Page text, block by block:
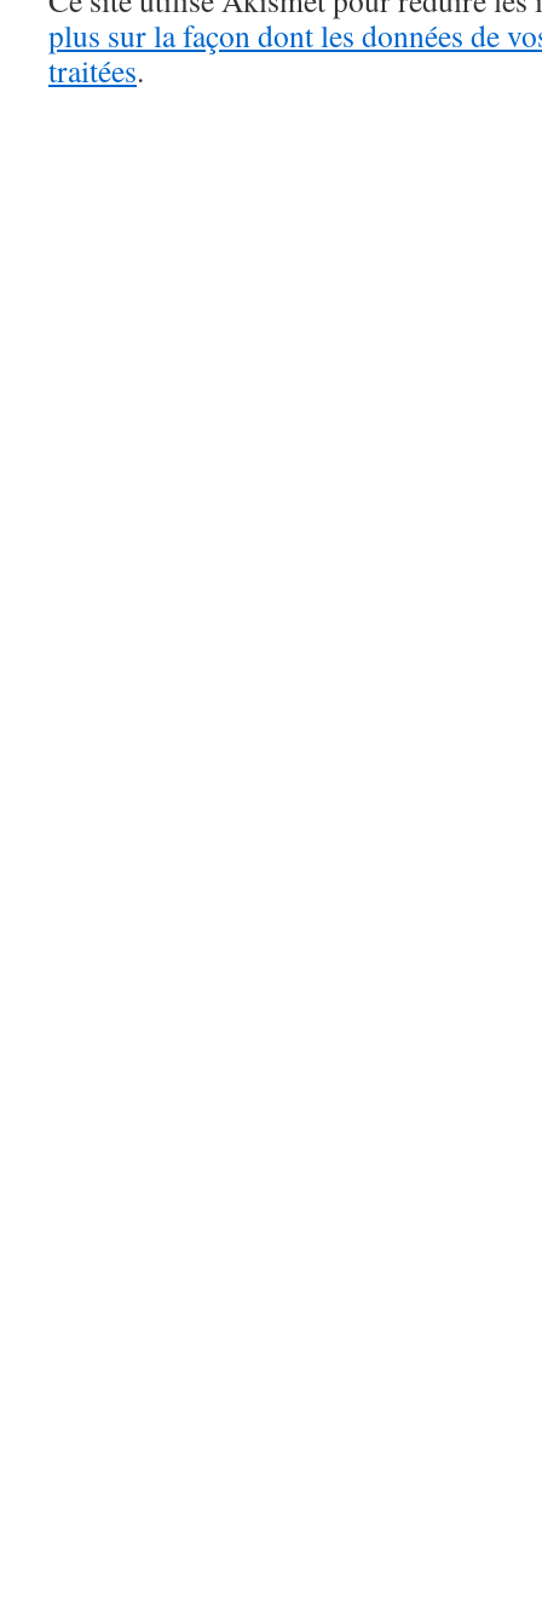
plus sur la façon dont les données de
traitées.